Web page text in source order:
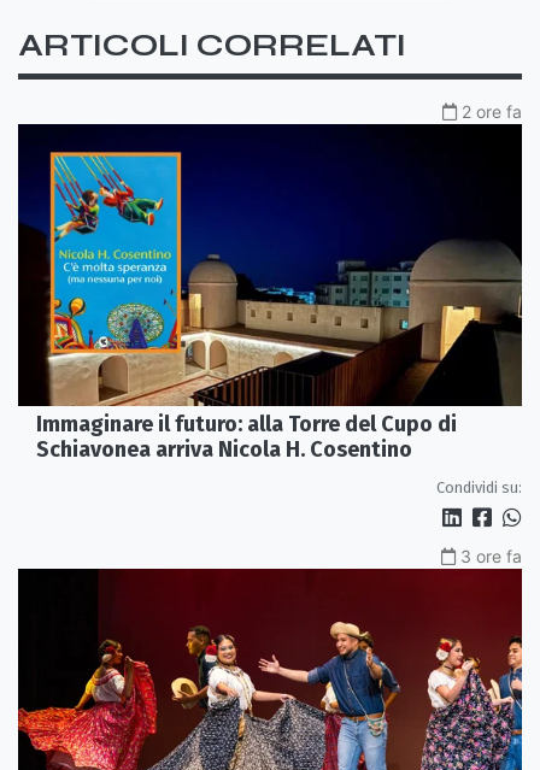
ARTICOLI CORRELATI
2 ore fa
Immaginare il futuro: alla Torre del Cupo di
Schiavonea arriva Nicola H. Cosentino
Condividi su:
3 ore fa